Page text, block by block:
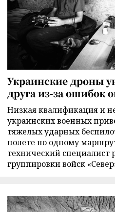
Украинские дроны
друга из-за ошибок
Низкая квалификация и
украинских военных
тяжелых ударных
полете по одному
технический специалист
группировки войск